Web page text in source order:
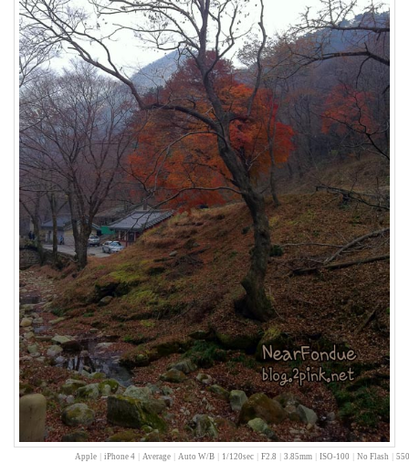
Apple| iPhone 4| Average| Auto W/B| 1/120sec| F2.8 3.85mm| ISO-100 No Flash
나
랑
똑
같
이
닮
은
딸
By
LonnieNa
사
랑
의
조
건
By
LonnieNa
Find!
Categories
전